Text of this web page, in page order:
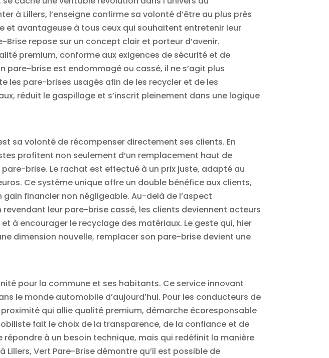
à Lillers, l’enseigne confirme sa volonté d’être au plus près
avantageuse à tous ceux qui souhaitent entretenir leur
repose sur un concept clair et porteur d’avenir.
premium, conforme aux exigences de sécurité et de
brise est endommagé ou cassé, il ne s’agit plus
les pare-brises usagés afin de les recycler et de les
réduit le gaspillage et s’inscrit pleinement dans une logique
sa volonté de récompenser directement ses clients. En
profitent non seulement d’un remplacement haut de
brise. Le rachat est effectué à un prix juste, adapté au
Ce système unique offre un double bénéfice aux clients,
financier non négligeable. Au-delà de l’aspect
leur pare-brise cassé, les clients deviennent acteurs
à encourager le recyclage des matériaux. Le geste qui, hier
dimension nouvelle, remplacer son pare-brise devient une
pour la commune et ses habitants. Ce service innovant
le monde automobile d’aujourd’hui. Pour les conducteurs de
qui allie qualité premium, démarche écoresponsable
fait le choix de la transparence, de la confiance et de
à un besoin technique, mais qui redéfinit la manière
Vert Pare-Brise démontre qu’il est possible de